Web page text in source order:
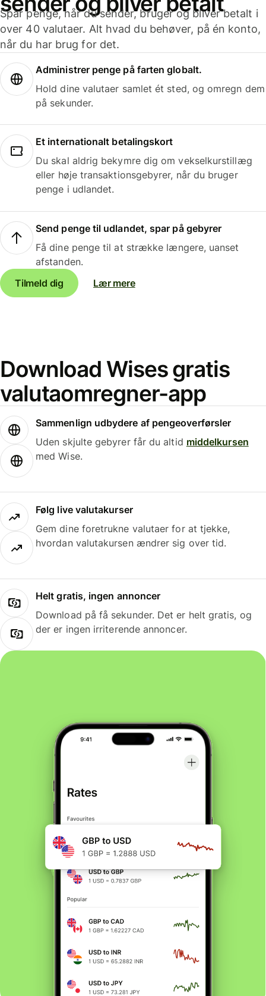
Spar penge, når du sender, bruger og bliver betalt i
over 40 valutaer. Alt hvad du behøver, på én konto,
når du har brug for det.
Administrer penge på farten globalt.
Hold dine valutaer samlet ét sted, og omregn dem
på sekunder.
Et internationalt betalingskort
Du skal aldrig bekymre dig om vekselkurstillæg
eller høje transaktionsgebyrer, når du bruger
penge i udlandet.
Send penge til udlandet, spar på gebyrer
Få dine penge til at strække længere, uanset
afstanden.
Tilmeld dig
Lær mere
Download Wises gratis
valutaomregner-app
Sammenlign udbydere af pengeoverførsler
Uden skjulte gebyrer får du altid middelkursen
med Wise.
Følg live valutakurser
Gem dine foretrukne valutaer for at tjekke,
hvordan valutakursen ændrer sig over tid.
Helt gratis, ingen annoncer
Download på få sekunder. Det er helt gratis, og
der er ingen irriterende annoncer.